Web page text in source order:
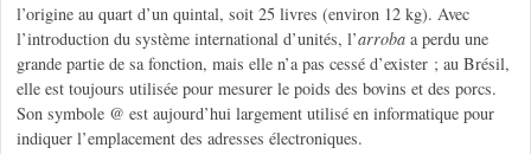
l’origine au quart d’un quintal, soit 25 livres (environ 12 kg). Avec
l’introduction du système international d’unités, l’arrobaa perdu une
grande partie de sa fonction, mais elle n’a pas cessé d’exister ; au Brésil,
elle est toujours utilisée pour mesurer le poids des bovins et des porcs.
Son symbole @ est aujourd’hui largement utilisé en informatique pour
indiquer l’emplacement des adresses électroniques.